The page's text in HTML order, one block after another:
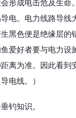
形成电击危及生命
电。电力线路导线
黑色便是绝缘层的
爱好者要与电力设
离为准。因此看到
电线。）
钓知识。